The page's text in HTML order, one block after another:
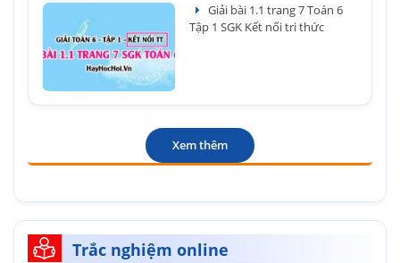
Giải bài 1.1 trang 7 Toán 6
Tập 1 SGK Kết nối tri thức
Xem thêm
Trắc nghiệm online